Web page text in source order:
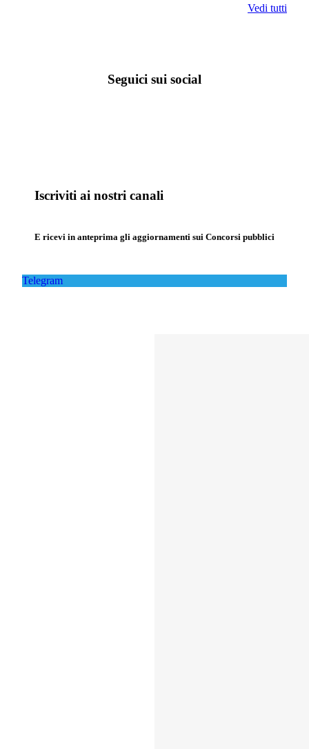
Vedi tutti
Seguici sui social
Iscriviti ai nostri canali
E ricevi in anteprima gli aggiornamenti sui Concorsi pubblici
Telegram